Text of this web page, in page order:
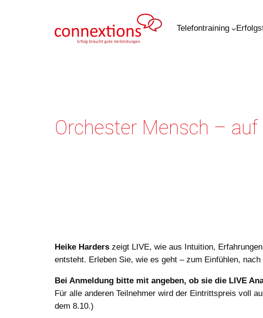
Telefontraining
Orchester Mensch –
Heike Harders zeigt LIVE, wie aus Intuition,
entsteht. Erleben Sie, wie es geht – zum Einfühlen,
Bei Anmeldung bitte mit angeben, ob sie die LIVE
Für alle anderen Teilnehmer wird der Eintrittspreis voll
dem 8.10.)